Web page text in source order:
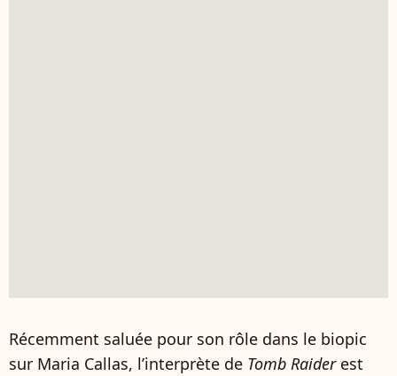
Récemment saluée pour son rôle dans le biopic
sur Maria Callas, l’interprète de Tomb Raiderest